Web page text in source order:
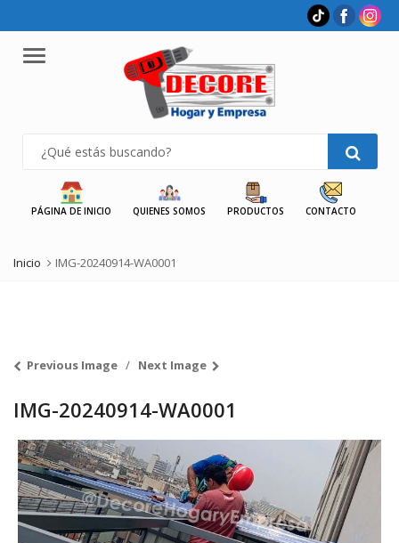
Menu
PÁGINA DE INICIO QUIENES SOMOS PRODUCTOS CONTACTO
Inicio IMG-20240914-WA0001
Previous Image Next Image
IMG-20240914-WA0001